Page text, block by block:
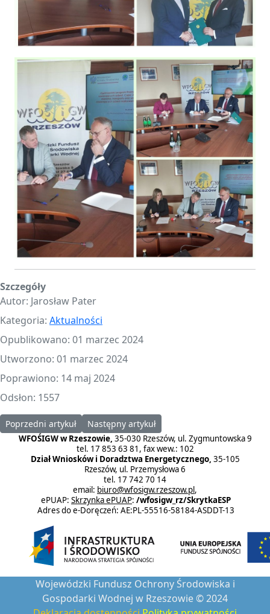
Szczegóły
Autor: Jarosław Pater
Kategoria: Aktualności
Opublikowano: 01 marzec 2024
Utworzono: 01 marzec 2024
Poprawiono: 14 maj 2024
Odsłon: 1557
Poprzedni artykuł: ❗Akcja ekologiczna "Sadzonka za surowce
Poprzedni artykuł Następny artykuł: NARADA ROCZNA KADRY
Następny artykuł
WFOŚIGW w Rzeszowie, 35-030 Rzeszów, ul. Zygmuntowska 9
tel. 17 853 63 81, fax wew.: 102
Dział Wniosków i Doradztwa Energetycznego, 35-105
Rzeszów, ul. Przemysłowa 6
tel. 17 742 70 14
email: biuro@wfosigw.rzeszow.pl,
ePUAP: Skrzynka ePUAP: /wfosigw_rz/SkrytkaESP
Adres do e-Doręczeń: AE:PL-55516-58184-ASDDT-13
Wojewódzki Fundusz Ochrony Środowiska i
Gospodarki Wodnej w Rzeszowie © 2024